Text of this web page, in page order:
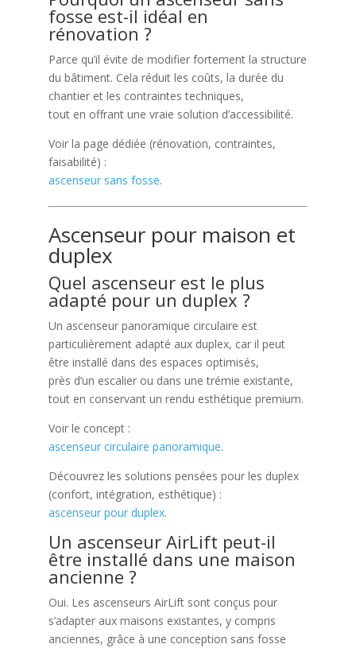
fosse est-il idéal en
rénovation ?
Parce qu’il évite de modifier fortement la structure
du bâtiment. Cela réduit les coûts, la durée du
chantier et les contraintes techniques,
tout en offrant une vraie solution d’accessibilité.
Voir la page dédiée (rénovation, contraintes,
faisabilité) :
ascenseur sans fosse.
Ascenseur pour maison et
duplex
Quel ascenseur est le plus
adapté pour un duplex ?
Un ascenseur panoramique circulaire est
particulièrement adapté aux duplex, car il peut
être installé dans des espaces optimisés,
près d’un escalier ou dans une trémie existante,
tout en conservant un rendu esthétique premium.
Voir le concept :
ascenseur circulaire panoramique.
Découvrez les solutions pensées pour les duplex
(confort, intégration, esthétique) :
ascenseur pour duplex.
Un ascenseur AirLift peut-il
être installé dans une maison
ancienne ?
Oui. Les ascenseurs AirLift sont conçus pour
s’adapter aux maisons existantes, y compris
anciennes, grâce à une conception sans fosse